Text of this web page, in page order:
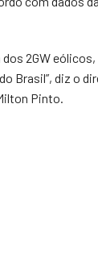
2GW
Brasil”, diz o
Pinto.